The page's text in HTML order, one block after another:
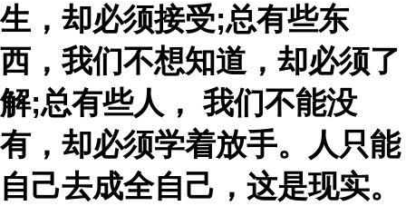
生，却必须接受;总有些东
西，我们不想知道，却必须了
解;总有些人， 我们不能没
有，却必须学着放手。人只能
自己去成全自己，这是现实。